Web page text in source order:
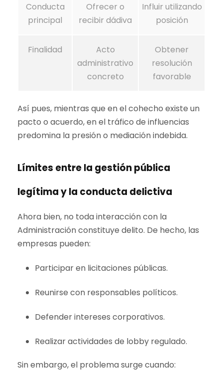
Conducta
principal
Ofrecer o
recibir dádiva
Influir utilizando
posición
Finalidad
Acto
administrativo
concreto
Obtener
resolución
favorable
Así pues, mientras que en el cohecho existe un
pacto o acuerdo, en el tráfico de influencias
predomina la presión o mediación indebida.
Límites entre la gestión pública
legítima y la conducta delictiva
Ahora bien, no toda interacción con la
Administración constituye delito. De hecho, las
empresas pueden:
Participar en licitaciones públicas.
Reunirse con responsables políticos.
Defender intereses corporativos.
Realizar actividades de lobby regulado.
Sin embargo, el problema surge cuando: